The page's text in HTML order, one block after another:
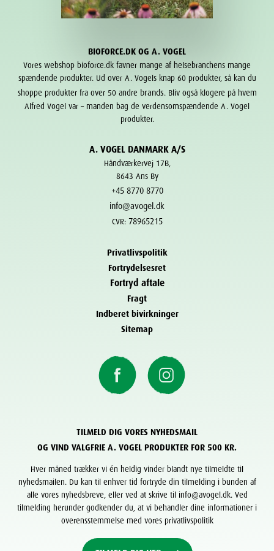
BIOFORCE.DK OG A. VOGEL
Vores webshop bioforce.dk favner mange af helsebranchens mange
spændende produkter. Ud over A. Vogels knap 60 produkter, så kan du
shoppe produkter fra over 50 andre brands. Bliv også klogere på hvem
Alfred Vogel var – manden bag de verdensomspændende A. Vogel
produkter.
A. VOGEL DANMARK A/S
Håndværkervej 17B,
8643 Ans By
+45 8770 8770
info@avogel.dk
CVR: 78965215
Privatlivspolitik
Fortrydelsesret
Fortryd aftale
Fragt
Indberet bivirkninger
Sitemap
TILMELD DIG VORES NYHEDSMAIL
OG VIND VALGFRIE A. VOGEL PRODUKTER FOR 500 KR.
Hver måned trækker vi én heldig vinder blandt nye tilmeldte til
nyhedsmailen. Du kan til enhver tid fortryde din tilmelding i bunden af
alle vores nyhedsbreve, eller ved at skrive til info@avogel.dk. Ved
tilmelding herunder godkender du, at vi behandler dine informationer i
overensstemmelse med vores privatlivspolitik